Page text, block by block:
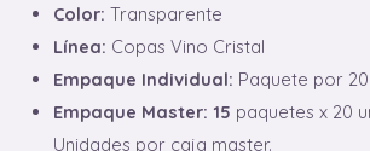
Color: Transparente
Línea: Copas Vino Cristal
Empaque Individual: Paquete por
Empaque Master: 15 paquetes x 20
Unidades por caja master.